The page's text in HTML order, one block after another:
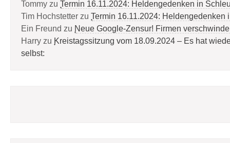
Tommy zu Termin 16.11.2024: Heldengedenken in
Tim Hochstetter zu Termin 16.11.2024: Heldengedenken
Ein Freund zu Neue Google-Zensur! Firmen
Harry zu Kreistagssitzung vom 18.09.2024 – Es hat
selbst: